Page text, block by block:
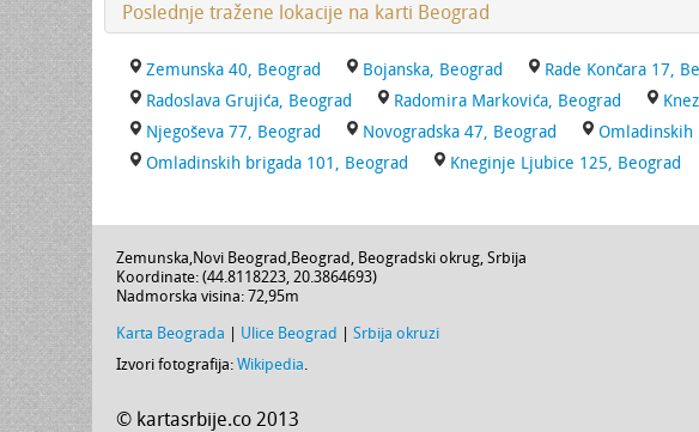
Poslednje tražene lokacije na karti Beograd
Zemunska 40, Beograd Bojanska, Beograd Rade Končara 17,
Radoslava Grujića, Beograd
Radomira Markovića, Beograd
Njegoševa 77, Beograd
Novogradska 47, Beograd Omladinskih
Omladinskih brigada 101, Beograd
Kneginje Ljubice 125, Beograd
Zemunska,Novi Beograd,Beograd, Beogradski okrug, Srbija
Koordinate: (44.8118223, 20.3864693)
Nadmorska visina: 72,95m
Karta Beograda Ulice Beograd
Srbija okruzi
Izvori fotografija: Wikipedia.
© kartasrbije.co 2013